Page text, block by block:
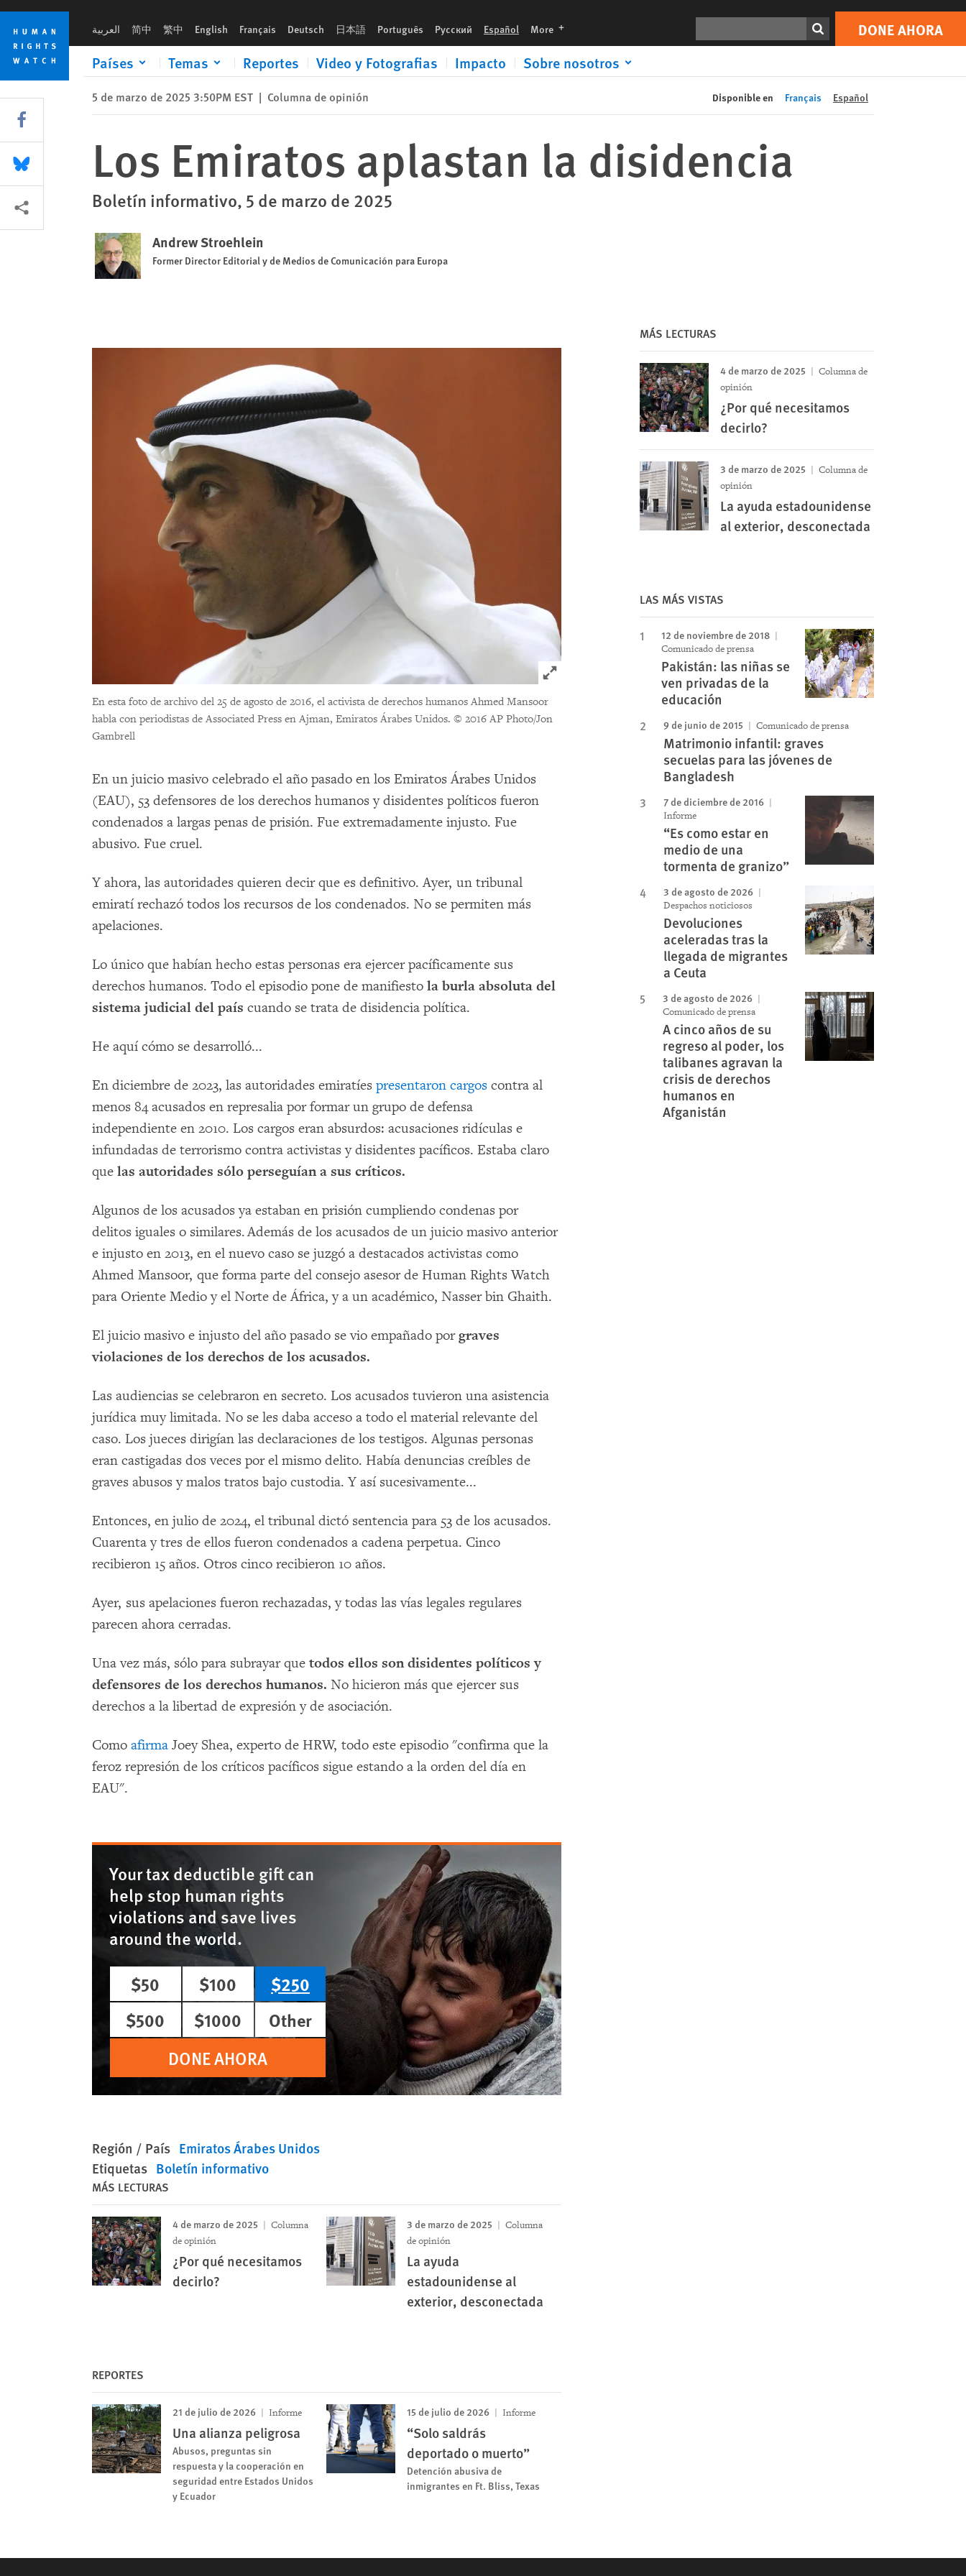
Skip
cookie
privacy
notice
Skip
main
content
العربية 简中 繁中 English Français Deutsch 日本語 Português Русский Español More languages DONE AHORA
Países Temas Reportes Video y Fotografias Impacto Sobre nosotros
Print DONE AHORA
5 de marzo de 2025 3:50PM EST | Columna de opinión Disponible en Français Español
Los Emiratos aplastan la disidencia
Boletín informativo, 5 de marzo de 2025
Andrew Stroehlein
Former Director Editorial y de Medios de Comunicación para Europa
Click to expand Image
En esta foto de archivo del 25 de agosto de 2016, el activista de derechos humanos Ahmed Mansoor
habla con periodistas de Associated Press en Ajman, Emiratos Árabes Unidos. © 2016 AP Photo/Jon
Gambrell
En un juicio masivo celebrado el año pasado en los Emiratos Árabes Unidos
(EAU), 53 defensores de los derechos humanos y disidentes políticos fueron
condenados a largas penas de prisión. Fue extremadamente injusto. Fue
abusivo. Fue cruel.
Y ahora, las autoridades quieren decir que es definitivo. Ayer, un tribunal
emiratí rechazó todos los recursos de los condenados. No se permiten más
apelaciones.
Lo único que habían hecho estas personas era ejercer pacíficamente sus
derechos humanos. Todo el episodio pone de manifiesto la burla absoluta del
sistema judicial del país cuando se trata de disidencia política.
He aquí cómo se desarrolló...
En diciembre de 2023, las autoridades emiratíes presentaron cargos contra al
menos 84 acusados en represalia por formar un grupo de defensa
independiente en 2010. Los cargos eran absurdos: acusaciones ridículas e
infundadas de terrorismo contra activistas y disidentes pacíficos. Estaba claro
que las autoridades sólo perseguían a sus críticos.
Algunos de los acusados ya estaban en prisión cumpliendo condenas por
delitos iguales o similares. Además de los acusados de un juicio masivo anterior
e injusto en 2013, en el nuevo caso se juzgó a destacados activistas como
Ahmed Mansoor, que forma parte del consejo asesor de Human Rights Watch
para Oriente Medio y el Norte de África, y a un académico, Nasser bin Ghaith.
El juicio masivo e injusto del año pasado se vio empañado porgraves
violaciones de los derechos de los acusados.
Las audiencias se celebraron en secreto. Los acusados tuvieron una asistencia
jurídica muy limitada. No se les daba acceso a todo el material relevante del
caso. Los jueces dirigían las declaraciones de los testigos. Algunas personas
eran castigadas dos veces por el mismo delito. Había denuncias creíbles de
graves abusos y malos tratos bajo custodia. Y así sucesivamente...
Entonces, en julio de 2024, el tribunal dictó sentencia para 53 de los acusados.
Cuarenta y tres de ellos fueron condenados a cadena perpetua. Cinco
recibieron 15 años. Otros cinco recibieron 10 años.
Ayer, sus apelaciones fueron rechazadas, y todas las vías legales regulares
parecen ahora cerradas.
Una vez más, sólo para subrayar que todos ellos son disidentes políticos y
defensores de los derechos humanos. No hicieron más que ejercer sus
derechos a la libertad de expresión y de asociación.
Como afirma Joey Shea, experto de HRW, todo este episodio "confirma que la
feroz represión de los críticos pacíficos sigue estando a la orden del día en
EAU".
Your tax deductible gift can
help stop human rights
violations and save lives
around the world.
$50
$100
$250
$500
$1000
Other
DONE AHORA
Región / País Emiratos Árabes Unidos
Etiquetas Boletín informativo
MÁS LECTURAS
4 de marzo de 2025
Columna
de opinión
¿Por qué necesitamos
decirlo?
3 de marzo de 2025
Columna
de opinión
La ayuda
estadounidense al
exterior, desconectada
REPORTES
21 de julio de 2026 Informe
Una alianza peligrosa
Abusos, preguntas sin
respuesta y la cooperación en
seguridad entre Estados Unidos
y Ecuador
15 de julio de 2026 Informe
“Solo saldrás
deportado o muerto”
Detención abusiva de
inmigrantes en Ft. Bliss, Texas
MÁS LECTURAS
4 de marzo de 2025
Columna de
opinión
¿Por qué necesitamos
decirlo?
3 de marzo de 2025
Columna de
opinión
La ayuda estadounidense
al exterior, desconectada
LAS MÁS VISTAS
12 de noviembre de 2018
Comunicado de prensa
Pakistán: las niñas se
ven privadas de la
educación
9 de junio de 2015 Comunicado de prensa
Matrimonio infantil: graves
secuelas para las jóvenes de
Bangladesh
7 de diciembre de 2016
Informe
“Es como estar en
medio de una
tormenta de granizo”
3 de agosto de 2026
Despachos noticiosos
Devoluciones
aceleradas tras la
llegada de migrantes
a Ceuta
3 de agosto de 2026
Comunicado de prensa
A cinco años de su
regreso al poder, los
talibanes agravan la
crisis de derechos
humanos en
Afganistán
Share this via Facebook
Share this via Bluesky
Share this via Compartir